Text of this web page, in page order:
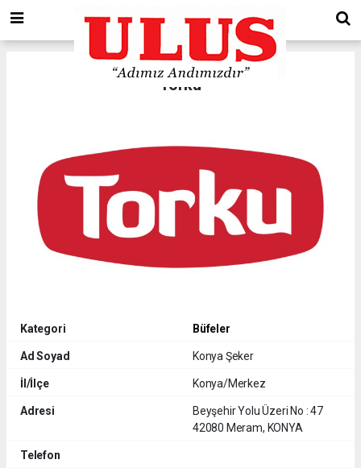
Torku
Kategori Büfeler
Ad Soyad Konya Şeker
İl/İlçe Konya/Merkez
Adresi
Beyşehir Yolu Üzeri No : 47
42080 Meram, KONYA
Telefon